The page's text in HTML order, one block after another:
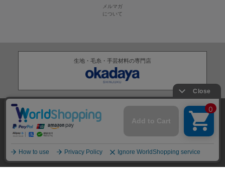
メルマガ
について
生地・毛糸・手芸材料の専門店
株式会社オカダヤ
特定商取引法に基づく表記 プライバシーポリシー サイトマップ
2012-2026OKADAYA CO.,LTD.